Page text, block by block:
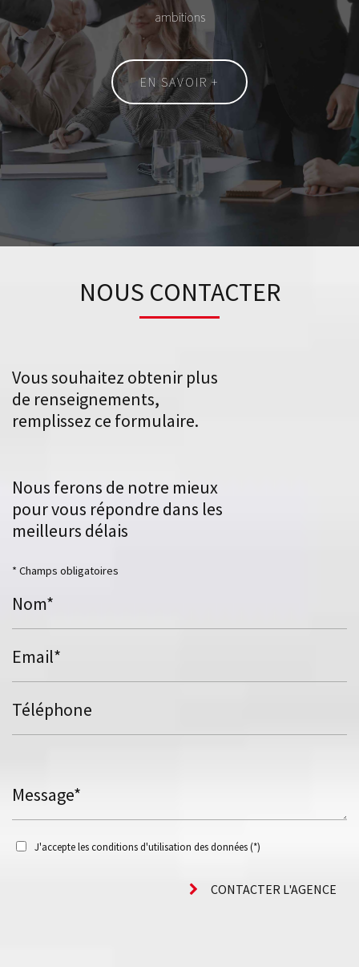
ambitions
EN SAVOIR +
NOUS CONTACTER
Vous souhaitez obtenir plus
de renseignements,
remplissez ce formulaire.
Nous ferons de notre mieux
pour vous répondre dans les
meilleurs délais
* Champs obligatoires
Nom*
Email*
Téléphone
Message*
J'accepte les conditions d'utilisation des données (*)
CONTACTER L'AGENCE